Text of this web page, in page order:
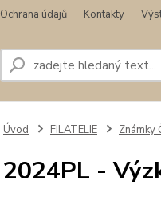
Ochrana údajů Kontakty
Úvod FILATELIE Známky
2024PL -